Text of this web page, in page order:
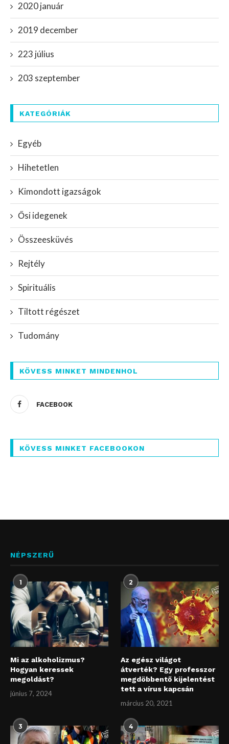
2020 január
2019 december
223 július
203 szeptember
KATEGÓRIÁK
Egyéb
Hihetetlen
Kimondott igazságok
Ősi idegenek
Összeesküvés
Rejtély
Spirituális
Tiltott régészet
Tudomány
KÖVESS MINKET MINDENHOL
FACEBOOK
KÖVESS MINKET FACEBOOKON
NÉPSZERŰ
1
Mi az alkoholizmus?
Hogyan keressek
megoldást?
június 7, 2024
2
Az egész világot
átverték? Egy professzor
megdöbbentő kijelentést
tett a vírus kapcsán
március 20, 2021
3 4